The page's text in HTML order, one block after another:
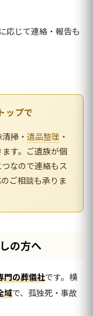
応じて連絡・報告も
ップで
掃・ 遺品整理 ・
す。ご遺族が個
なので連絡もス
ご相談も承りま
の方へ
門の葬儀社です。横
域で、孤独死・事故